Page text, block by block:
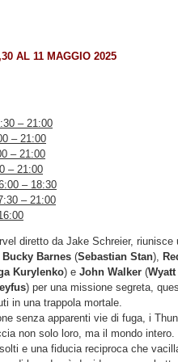
AL 11 MAGGIO 2025
– 21:00
– 21:00
– 21:00
– 21:00
– 18:30
– 21:00
diretto da Jake Schreier, riunisce
Bucky Barnes (Sebastian Stan),
Kurylenko) e John Walker (Wyatt
) per una missione segreta,
in una trappola mortale.
senza apparenti vie di fuga, i
non solo loro, ma il mondo
e una fiducia reciproca che